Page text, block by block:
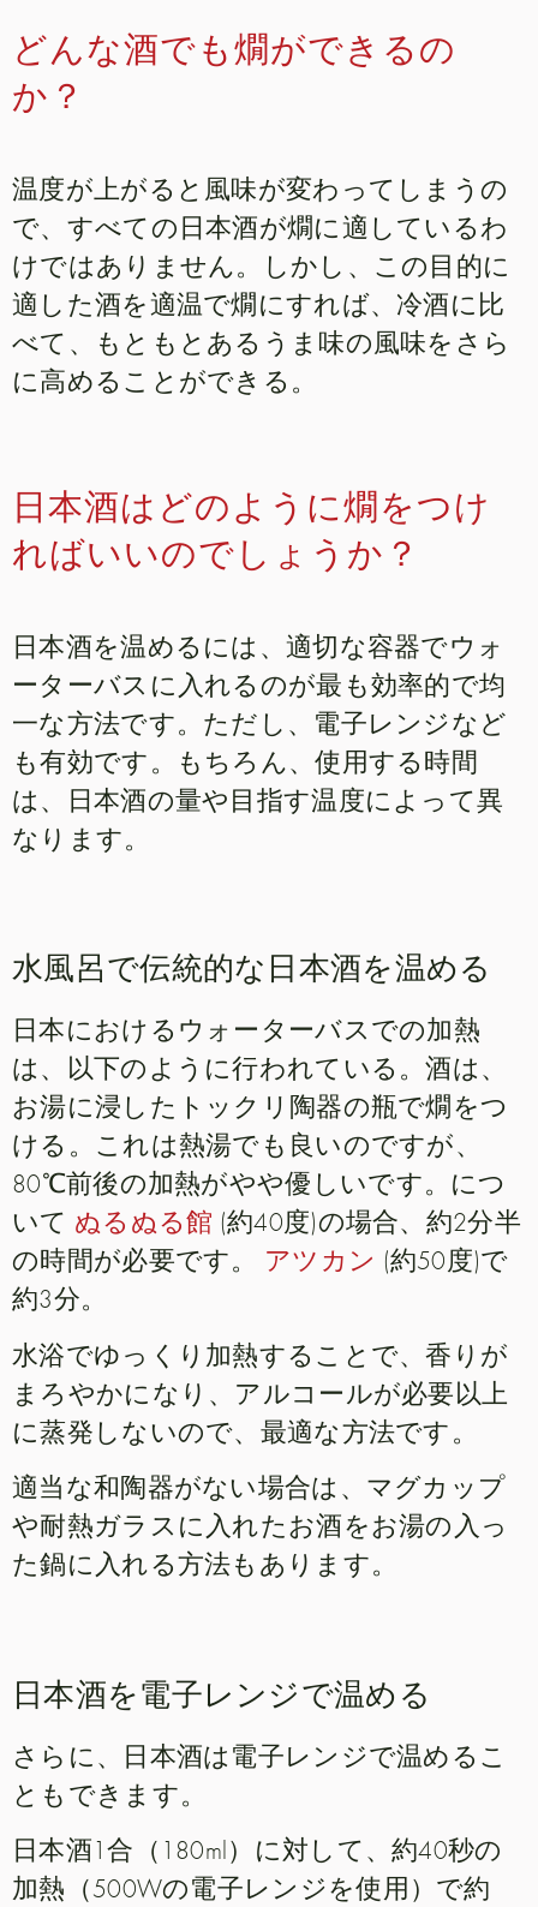
どんな酒でも燗ができるの
か？
温度が上がると風味が変わってしまうの
で、すべての日本酒が燗に適しているわ
けではありません。しかし、この目的に
適した酒を適温で燗にすれば、冷酒に比
べて、もともとあるうま味の風味をさら
に高めることができる。
日本酒はどのように燗をつけ
ればいいのでしょうか？
日本酒を温めるには、適切な容器でウォ
ーターバスに入れるのが最も効率的で均
一な方法です。ただし、電子レンジなど
も有効です。もちろん、使用する時間
は、日本酒の量や目指す温度によって異
なります。
水風呂で伝統的な日本酒を温める
日本におけるウォーターバスでの加熱
は、以下のように行われている。酒は、
お湯に浸したトックリ陶器の瓶で燗をつ
ける。これは熱湯でも良いのですが、
80℃前後の加熱がやや優しいです。につ
いて ぬるぬる館 (約40度)の場合、約2分半
の時間が必要です。 アツカン (約50度)で
約3分。
水浴でゆっくり加熱することで、香りが
まろやかになり、アルコールが必要以上
に蒸発しないので、最適な方法です。
適当な和陶器がない場合は、マグカップ
や耐熱ガラスに入れたお酒をお湯の入っ
た鍋に入れる方法もあります。
日本酒を電子レンジで温める
さらに、日本酒は電子レンジで温めるこ
ともできます。
日本酒1合（180ml）に対して、約40秒の
加熱（500Wの電子レンジを使用）で約